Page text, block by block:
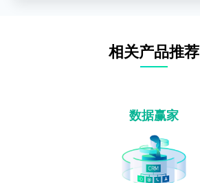
相关产品推荐
数据赢家